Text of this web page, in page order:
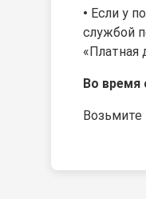
• Если у
службой
«Платная
Во время
Возьмите